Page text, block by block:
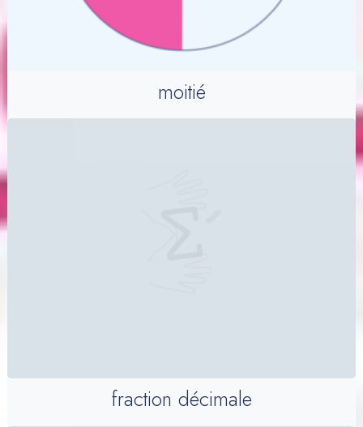
moitié
fraction décimale